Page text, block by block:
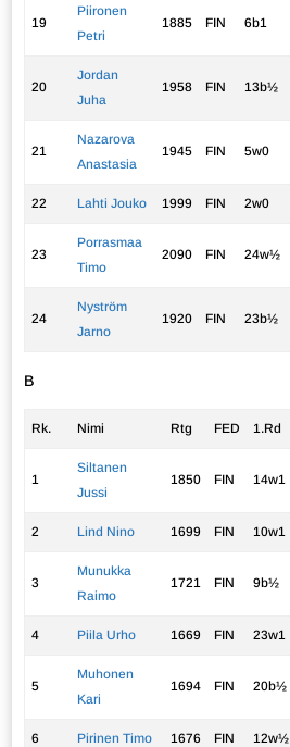
19
Piironen
Petri
1885 FIN 6b1
20
Jordan
Juha
1958 FIN 13b½
21
Nazarova
Anastasia
1945 FIN 5w0
22 Lahti Jouko 1999 FIN 2w0
23
Porrasmaa
Timo
2090 FIN 24w½
24
Nyström
Jarno
1920 FIN 23b½
B
Rk. Nimi Rtg FED 1.Rd
1
Siltanen
Jussi
1850 FIN 14w1
2 Lind Nino 1699 FIN 10w1
3
Munukka
Raimo
1721 FIN 9b½
4 Piila Urho 1669 FIN 23w1
5
Muhonen
Kari
1694 FIN 20b½
6 Pirinen Timo 1676 FIN 12w½